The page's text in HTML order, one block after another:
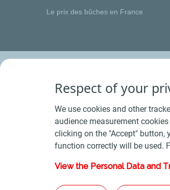
Le prix des bûches en France
Conditions Générales de Vente Bois
Respect of your
We use cookies and other
audience measurement
clicking on the "Accept" button,
function correctly will be used.
View the Personal Data and